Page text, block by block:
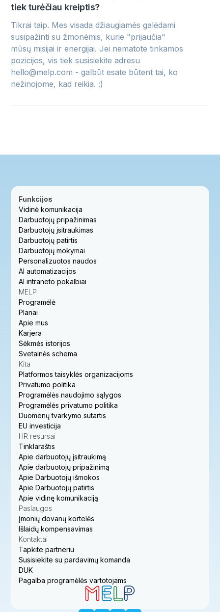
tiek turėčiau kreiptis?
Tikrai taip. Mes visada džiaugiamės galėdami
susipažinti su žmonėmis, kurie "prijaučia"
mūsų misijai ir energijai. Jei nematote tinkamos
pozicijos, vis tiek susisiekite adresu
hello@melp.com - galbūt esate būtent tai, ko
nežinojome, kad reikia. :)
Funkcijos
Vidinė komunikacija
Darbuotojų pripažinimas
Darbuotojų įsitraukimas
Darbuotojų patirtis
Darbuotojų mokymai
Personalizuotos naudos
AI automatizacijos
AI intraneto pokalbiai
MELP
Programėlė
Planai
Apie mus
Karjera
Sėkmės istorijos
Svetainės schema
Kita
Platformos taisyklės organizacijoms
Privatumo politika
Programėlės naudojimo sąlygos
Programėlės privatumo politika
Duomenų tvarkymo sutartis
EU investicija
HR resursai
Tinklaraštis
Apie darbuotojų įsitraukimą
Apie darbuotojų pripažinimą
Apie Darbuotojų išmokos
Apie Darbuotojų patirtis
Apie vidinę komunikaciją
Paslaugos
Įmonių dovanų kortelės
Išlaidų kompensavimas
Kontaktai
Tapkite partneriu
Susisiekite su pardavimų komanda
DUK
Pagalba programėlės vartotojams